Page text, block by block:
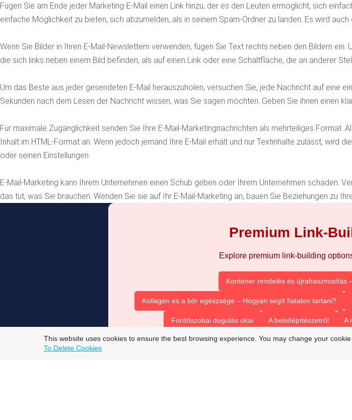
Fügen Sie am Ende jeder Marketing-E-Mail einen Link hinzu, der es den Leuten ermöglicht, sich
einfache Möglichkeit zu bieten, sich abzumelden, als in seinem Spam-Ordner zu landen. Es wird
Wenn Sie Bilder in Ihren E-Mail-Newslettern verwenden, fügen Sie Text rechts neben den Bildern
die sich links neben einem Bild befinden, als auf einen Link oder eine Schaltfläche, die an anderer
Um das Beste aus jeder gesendeten E-Mail herauszuholen, versuchen Sie, jede Nachricht auf eine
Sekunden nach dem Lesen der Nachricht wissen, was Sie sagen möchten. Geben Sie ihnen einen
Für maximale Zugänglichkeit senden Sie Ihre E-Mail-Marketingnachrichten als mehrteiliges Format.
Inhalt im HTML-Format an. Wenn jedoch jemand Ihre E-Mail erhält und nur Textinhalte zulässt, wird
oder seinen Einstellungen.
E-Mail-Marketing kann Ihrem Unternehmen einen Schub geben oder Ihrem Unternehmen schaden.
das tut, was Sie brauchen. Wenden Sie sie auf Ihr E-Mail-Marketing an, bauen Sie Beziehungen zu
Premium Link-
Explore premium link-building
Konténer rendelés és újrahasznosítás
Kollagén és a bőr egészsége – Hogyan segít fiatalon tartani?
Fürdőszobai dugulás okai A belsőépítészetről A
Vízsugaras duguláselhárítás
This website uses cookies to ensure the best browsing experience. You may change your
To Delete Cookies